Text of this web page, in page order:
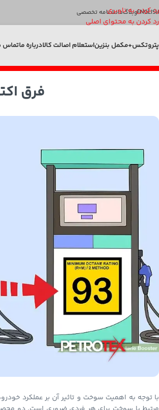
رد کردن به ناوبری
رد کردن به محتوای اصلی
ENGLISHوبلاگدانشنامه تخصصی
پتروتکس+مکمل بنزیناستعلام اصالت کالادرباره ماتماس
فرق
با توجه به اهمیت سوخت و تاثیر آن بر عملکرد